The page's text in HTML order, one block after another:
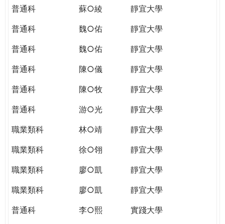
普通科
蘇○綾
靜宜大學
普通科
魏○佑
靜宜大學
普通科
魏○佑
靜宜大學
普通科
陳○儀
靜宜大學
普通科
陳○牧
靜宜大學
普通科
游○光
靜宜大學
職業類科
林○靖
靜宜大學
職業類科
徐○翎
靜宜大學
職業類科
廖○凱
靜宜大學
職業類科
廖○凱
靜宜大學
普通科
李○熙
實踐大學